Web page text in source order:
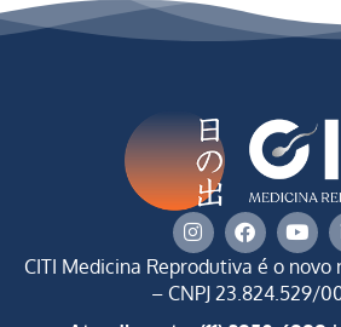
CITI Medicina Reprodutiva é o novo
– CNPJ 23.824.529/